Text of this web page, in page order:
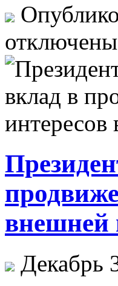
отключены
внешней
Декабрь